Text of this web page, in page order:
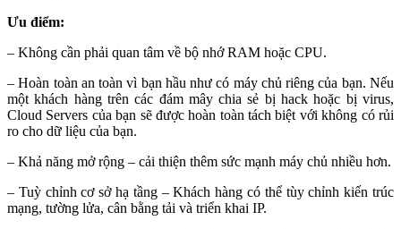
Ưu điểm:
– Không cần phải quan tâm về bộ nhớ RAM hoặc CPU.
– Hoàn toàn an toàn vì bạn hầu như có máy chủ riêng của bạn. Nếu
một khách hàng trên các đám mây chia sẻ bị hack hoặc bị virus,
Cloud Servers của bạn sẽ được hoàn toàn tách biệt với không có rủi
ro cho dữ liệu của bạn.
– Khả năng mở rộng – cải thiện thêm sức mạnh máy chủ nhiều hơn.
– Tuỳ chỉnh cơ sở hạ tầng – Khách hàng có thể tùy chỉnh kiến trúc
mạng, tường lửa, cân bằng tải và triển khai IP.